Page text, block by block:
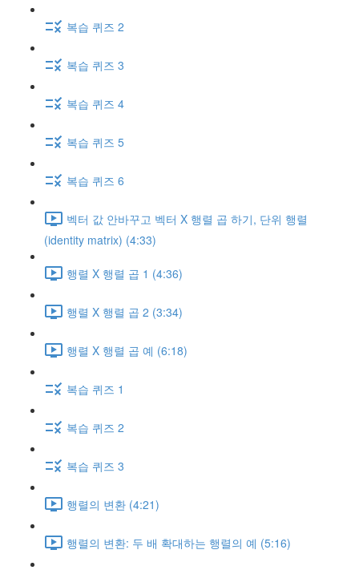
복습 퀴즈 2
복습 퀴즈 3
복습 퀴즈 4
복습 퀴즈 5
복습 퀴즈 6
벡터 값 안바꾸고 벡터 X 행렬 곱 하기, 단위 행렬
(identity matrix) (4:33)
행렬 X 행렬 곱 1 (4:36)
행렬 X 행렬 곱 2 (3:34)
행렬 X 행렬 곱 예 (6:18)
복습 퀴즈 1
복습 퀴즈 2
복습 퀴즈 3
행렬의 변환 (4:21)
행렬의 변환: 두 배 확대하는 행렬의 예 (5:16)